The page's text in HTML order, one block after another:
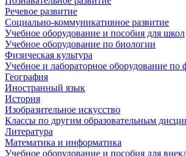
Речевое развитие
Социально-коммуникативное развитие
Учебное оборудование и пособия для школ
Учебное оборудование по биологии
Физическая культура
Учебное и лабораторное оборудование по
География
Иностранный язык
История
Изобразительное искусство
Классы по другим образовательным
Литература
Математика и информатика
Учебное оборудование и пособия для